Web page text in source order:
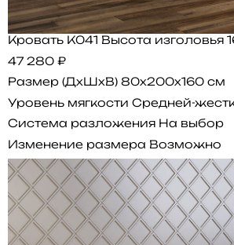
Кровать K041 Высота изголовья
47 280 ₽
Размер (ДхШхВ) 80x200x160 см
Уровень мягкости Средней-
Система разложения На выбор
Изменение размера Возможно